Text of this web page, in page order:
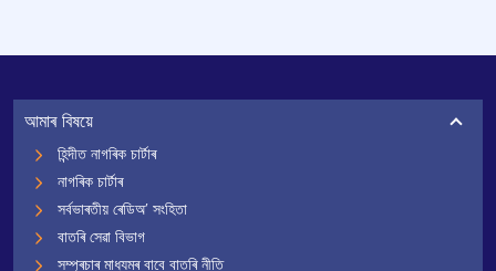
আমাৰ বিষয়ে
হিন্দীত নাগৰিক চাৰ্টাৰ
নাগৰিক চাৰ্টাৰ
সৰ্বভাৰতীয় ৰেডিঅ’ সংহিতা
বাতৰি সেৱা বিভাগ
সম্প্ৰচাৰ মাধ্যমৰ বাবে বাতৰি নীতি